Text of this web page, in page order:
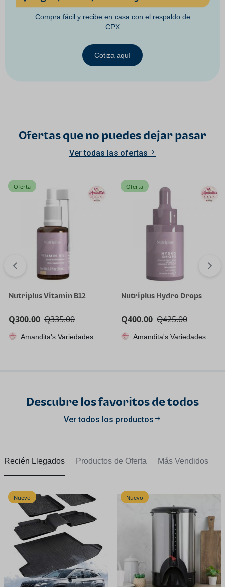
Compra fácil y recibe en casa con el respaldo de
CPX
Cotiza aquí
Ofertas que no puedes dejar pasar
Ver todas las ofertas
Oferta
Nutriplus Vitamin B12
Q335.00
Q300.00
Amandita's Variedades
Oferta
Nutriplus Hydro Drops
Q425.00
Q400.00
Amandita's Variedades
Descubre los favoritos de todos
Ver todos los productos
Recién Llegados Productos de Oferta Más Vendidos
Nuevo Nuevo